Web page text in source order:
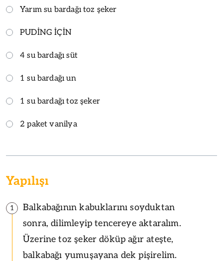
Yarım su bardağı toz şeker
PUDİNG İÇİN
4 su bardağı süt
1 su bardağı un
1 su bardağı toz şeker
2 paket vanilya
Yapılışı
1
Balkabağının kabuklarını soyduktan
sonra, dilimleyip tencereye aktaralım.
Üzerine toz şeker döküp ağır ateşte,
balkabağı yumuşayana dek pişirelim.